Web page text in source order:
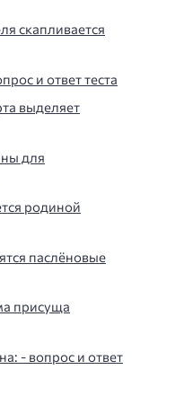
скапливается
и ответ теста
выделяет
для
родиной
паслёновые
присуща
- вопрос и ответ